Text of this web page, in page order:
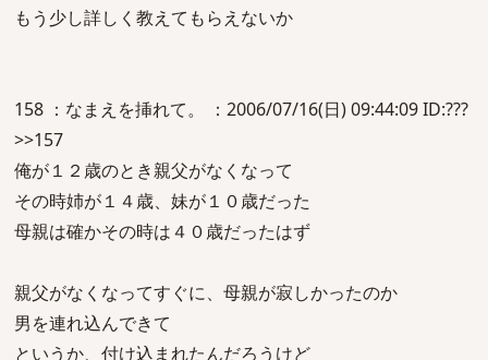
もう少し詳しく教えてもらえないか
158 ：なまえを挿れて。 ：2006/07/16(日) 09:44:09 ID:???
>>157
俺が１２歳のとき親父がなくなって
その時姉が１４歳、妹が１０歳だった
母親は確かその時は４０歳だったはず
親父がなくなってすぐに、母親が寂しかったのか
男を連れ込んできて
というか、付け込まれたんだろうけど